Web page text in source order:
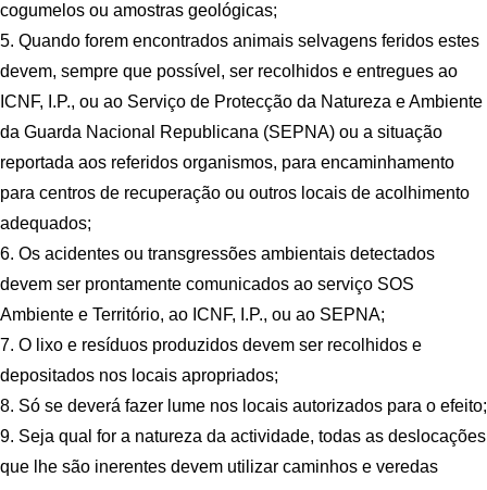
cogumelos ou amostras geológicas;
5. Quando forem encontrados animais selvagens feridos estes
devem, sempre que possível, ser recolhidos e entregues ao
ICNF, I.P., ou ao Serviço de Protecção da Natureza e Ambiente
da Guarda Nacional Republicana (SEPNA) ou a situação
reportada aos referidos organismos, para encaminhamento
para centros de recuperação ou outros locais de acolhimento
adequados;
6. Os acidentes ou transgressões ambientais detectados
devem ser prontamente comunicados ao serviço SOS
Ambiente e Território, ao ICNF, I.P., ou ao SEPNA;
7. O lixo e resíduos produzidos devem ser recolhidos e
depositados nos locais apropriados;
8. Só se deverá fazer lume nos locais autorizados para o efeito;
9. Seja qual for a natureza da actividade, todas as deslocações
que lhe são inerentes devem utilizar caminhos e veredas